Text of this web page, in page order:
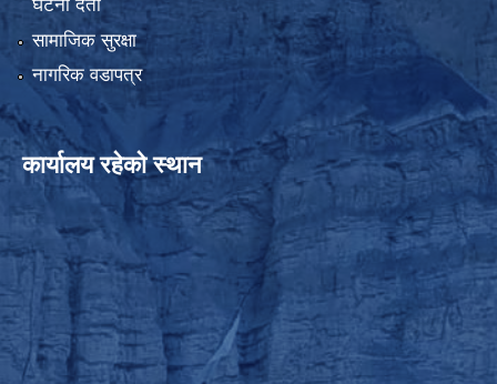
घटना दर्ता
सामाजिक सुरक्षा
नागरिक वडापत्र
कार्यालय रहेको स्थान